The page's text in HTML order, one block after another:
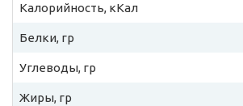
Калорийность, кКал
Белки, гр
Углеводы, гр
Жиры, гр